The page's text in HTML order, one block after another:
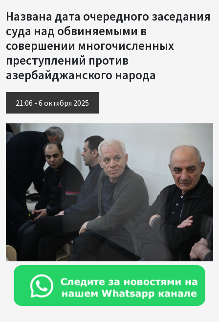
Названа ​​дата очередного заседания
суда над обвиняемыми в
совершении многочисленных
преступлений против
азербайджанского народа
21:06 - 6 октября 2025